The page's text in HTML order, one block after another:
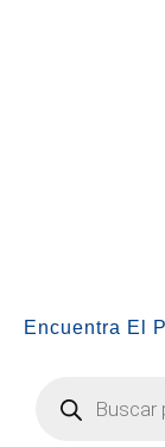
Encuentra El